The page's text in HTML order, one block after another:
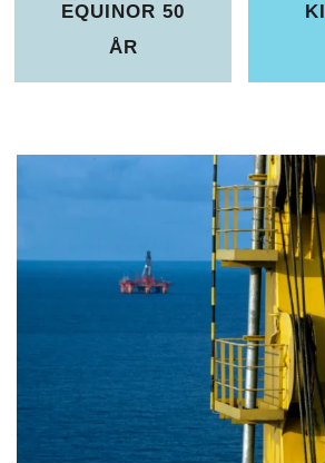
EQUINOR 50
ÅR